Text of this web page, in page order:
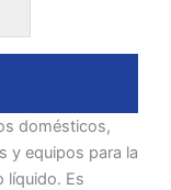
domésticos,
y equipos para la
líquido. Es